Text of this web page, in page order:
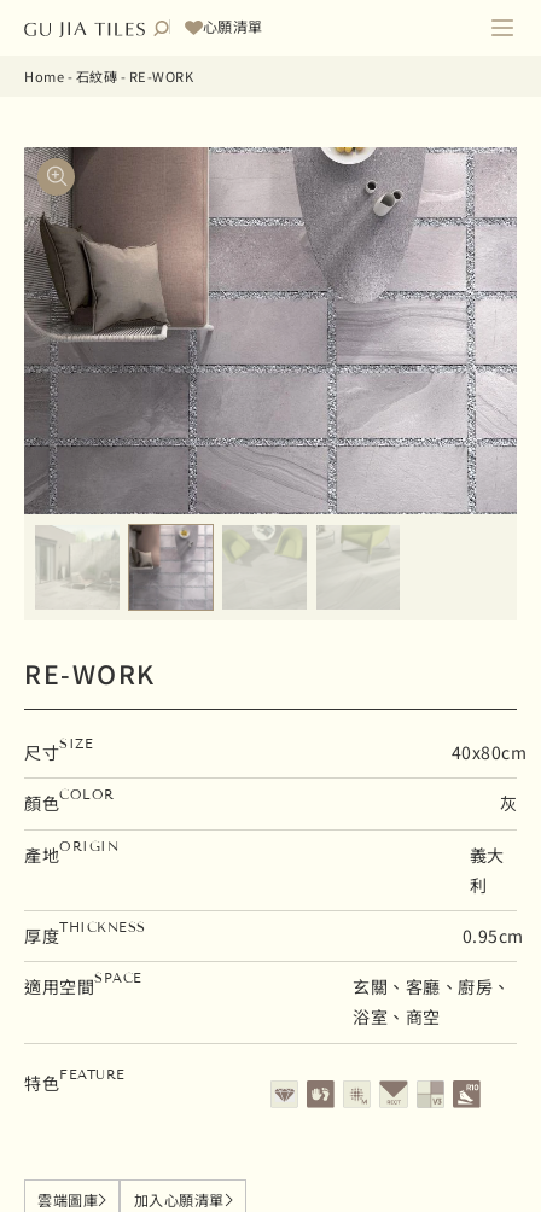
心願清單
Home-石紋磚- RE-WORK
RE-WORK
尺寸SIZE 40x80cm
顏色COLOR 灰
產地ORIGIN
義大
利
厚度THICKNESS 0.95cm
適用空間SPACE
玄關、客廳、廚房、
浴室、商空
特色FEATURE
雲端圖庫 加入心願清單